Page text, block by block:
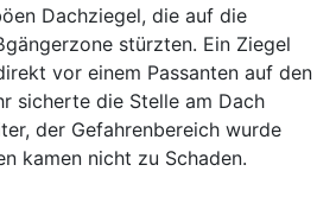
Dachziegel, die auf die
stürzten. Ein Ziegel
vor einem Passanten auf den
sicherte die Stelle am Dach
der Gefahrenbereich wurde
kamen nicht zu Schaden.